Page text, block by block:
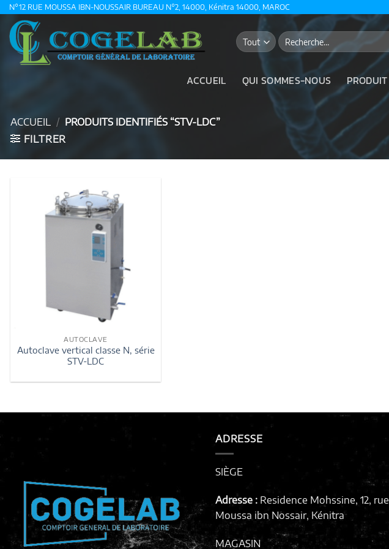
Passer
contenu
N°12 RUE MOUSSA IBN-NOUSSAIR BUREAU N°2, 14000, Kénitra 14000, MAROC
Recherche
pour :
ACCUEIL QUI SOMMES-NOUS PRODUIT
ACCUEIL / PRODUITS IDENTIFIÉS “STV-LDC”
FILTRER
AUTOCLAVE
Autoclave vertical classe N, série
STV-LDC
ADRESSE
SIÈGE
Adresse : Residence Mohssine, 12, rue
Moussa ibn Nossair, Kénitra
MAGASIN